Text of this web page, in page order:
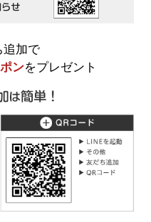
追加で
ンをプレゼント